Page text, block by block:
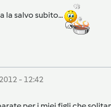
la salvo subito...
- 12:42